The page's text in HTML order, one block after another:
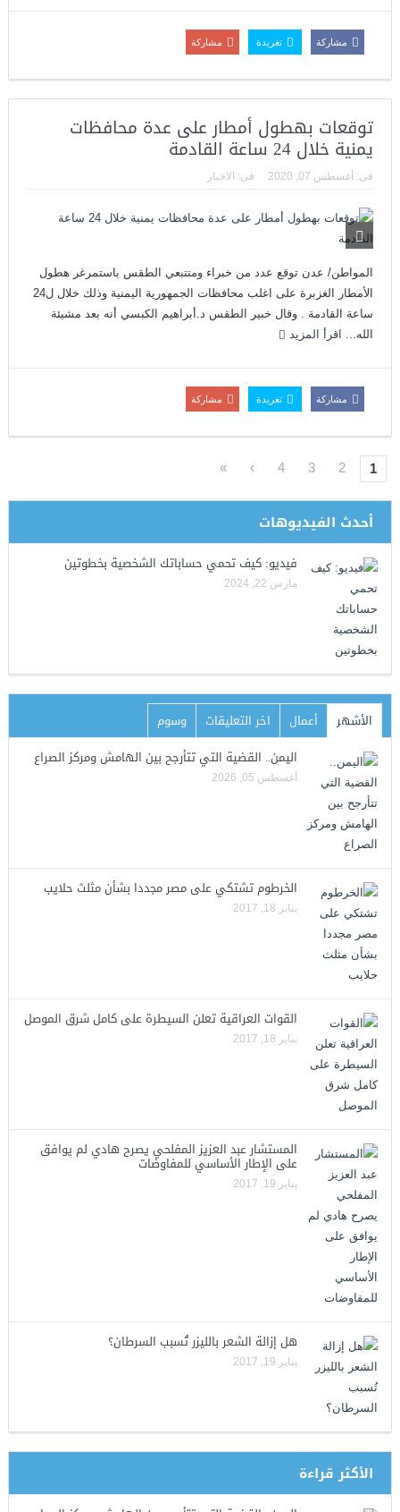
مشاركة تغريدة مشاركة
توقعات بهطول أمطار على عدة محافظات
يمنية خلال 24 ساعة القادمة
فى: أغسطس 07, 2020 فى: الاخبار
المواطن/ عدن توقع عدد من خبراء ومتتبعي الطقس باستمرغر هطول
الأمطار الغزبرة على اغلب محافظات الجمهورية اليمنية وذلك خلال ل24
ساعة القادمة . وقال خبير الطقس د.أبراهيم الكبسي أنه بعد مشيئة
الله... اقرأ المزيد
مشاركة تغريدة مشاركة
1
2
3
4
›
»
أحدث الفيديوهات
فيديو: كيف تحمي حساباتك الشخصية بخطوتين
مارس 22, 2024
الأشهر أعمال اخر التعليقات
وسوم
اليمن.. القضية التي تتأرجح بين الهامش ومركز الصراع
أغسطس 05, 2026
الخرطوم تشتكي على مصر مجددا بشأن مثلث حلايب
يناير 18, 2017
القوات العراقية تعلن السيطرة على كامل شرق الموصل
يناير 18, 2017
المستشار عبد العزيز المفلحي يصرح هادي لم يوافق
على الإطار الأساسي للمفاوضات
يناير 19, 2017
هل إزالة الشعر بالليزر تُسبب السرطان؟
يناير 19, 2017
الأكثر قراءة